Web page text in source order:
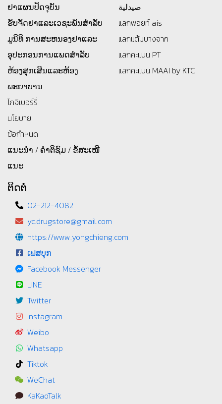
ຢາແຜນປັດຈຸບັນ
ຮັບຈັດຢາແລະເວຊະພັນສໍາລັບ
ມູນິທິ ການສະຫນອງຢາແລະ
ອຸປະກອນການແພດສໍາລັບ
ຫ້ອງສຸກເສີນແລະຫ້ອງ
ພະຍາບານ
โกจิเบอร์รี่
นโยบาย
ข้อกำหนด
ແນະນຳ / ຄຳຕິຊົມ / ຂໍ້ສະເໜີ
ແນະ
صيدلية
แลกพอยท์ ais
แลกแต้มบางจาก
แลกคะแนน PT
แลกคะแนน MAAI by KTC
ຕິດຕໍ່
02-212-4082
yc.drugstore@gmail.com
https://www.yongchieng.com
ເຟສບຸກ
Facebook Messenger
LINE
Twitter
Instagram
Weibo
Whatsapp
Tiktok
WeChat
KaKaoTalk